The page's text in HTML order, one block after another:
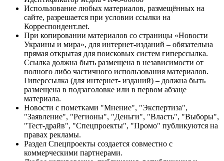
Использование любых материалов, размещённых на
сайте, разрешается при условии ссылки на
Корреспондент.net.
При копировании материалов со страницы «Новости
Украины и мира», для интернет-изданий – обязательна
прямая открытая для поисковых систем гиперссылка.
Ссылка должна быть размещена в независимости от
полного либо частичного использования материалов.
Гиперссылка (для интернет- изданий) – должна быть
размещена в подзаголовке или в первом абзаце
материала.
Новости с пометками "Мнение", "Экспертиза",
"Заявление", "Регионы", "Деньги", "Власть", "Выборы",
"Тест-драйв", "Спецпроекты", "Промо" публикуются на
правах рекламы.
Раздел Спецпроекты создается совместно с
коммерческими партнерами.